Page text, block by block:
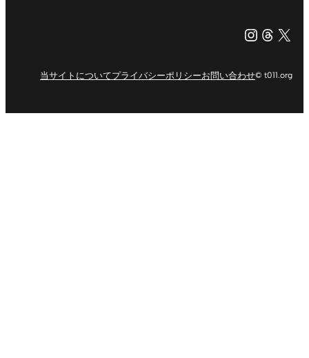
X（旧
当サイトについてプライバシーポリシーお問い合わせ© t011.org